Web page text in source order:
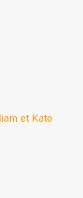
et Kate